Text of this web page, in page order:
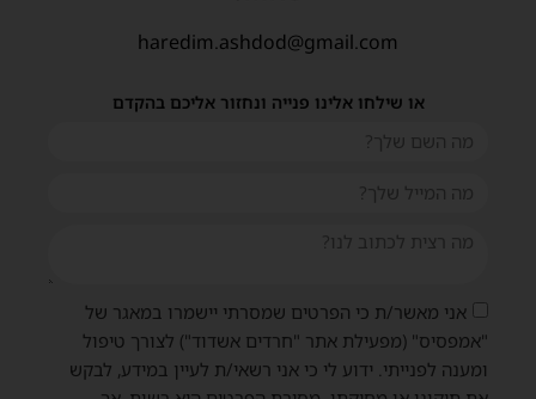
haredim.ashdod@gmail.com
או שילחו אלינו פנייה ונחזור אליכם בהקדם
אני מאשר/ת כי הפרטים שמסרתי יישמרו במאגר של
"אמפסיס" (מפעילת אתר "חרדים אשדוד") לצורך טיפול
ומענה לפנייתי. ידוע לי כי אני רשאי/ת לעיין במידע, לבקש